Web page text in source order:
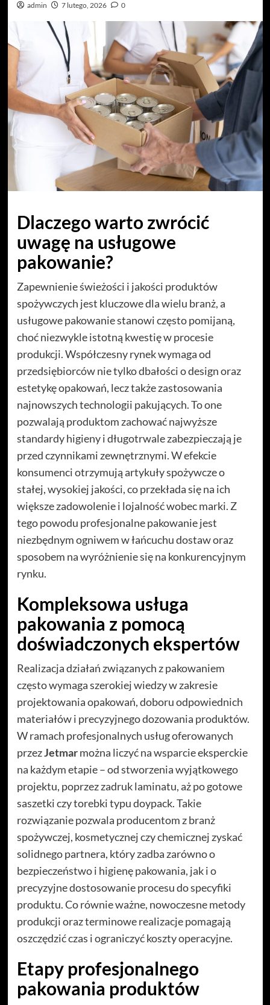
admin 7 lutego, 2026 0
Dlaczego warto zwrócić
uwagę na usługowe
pakowanie?
Zapewnienie świeżości i jakości produktów
spożywczych jest kluczowe dla wielu branż, a
usługowe pakowanie stanowi często pomijaną,
choć niezwykle istotną kwestię w procesie
produkcji. Współczesny rynek wymaga od
przedsiębiorców nie tylko dbałości o design oraz
estetykę opakowań, lecz także zastosowania
najnowszych technologii pakujących. To one
pozwalają produktom zachować najwyższe
standardy higieny i długotrwale zabezpieczają je
przed czynnikami zewnętrznymi. W efekcie
konsumenci otrzymują artykuły spożywcze o
stałej, wysokiej jakości, co przekłada się na ich
większe zadowolenie i lojalność wobec marki. Z
tego powodu profesjonalne pakowanie jest
niezbędnym ogniwem w łańcuchu dostaw oraz
sposobem na wyróżnienie się na konkurencyjnym
rynku.
Kompleksowa usługa
pakowania z pomocą
doświadczonych ekspertów
Realizacja działań związanych z pakowaniem
często wymaga szerokiej wiedzy w zakresie
projektowania opakowań, doboru odpowiednich
materiałów i precyzyjnego dozowania produktów.
W ramach profesjonalnych usług oferowanych
przezJetmarmożna liczyć na wsparcie eksperckie
na każdym etapie – od stworzenia wyjątkowego
projektu, poprzez zadruk laminatu, aż po gotowe
saszetki czy torebki typu doypack. Takie
rozwiązanie pozwala producentom z branż
spożywczej, kosmetycznej czy chemicznej zyskać
solidnego partnera, który zadba zarówno o
bezpieczeństwo i higienę pakowania, jak i o
precyzyjne dostosowanie procesu do specyfiki
produktu. Co równie ważne, nowoczesne metody
produkcji oraz terminowe realizacje pomagają
oszczędzić czas i ograniczyć koszty operacyjne.
Etapy profesjonalnego
pakowania produktów